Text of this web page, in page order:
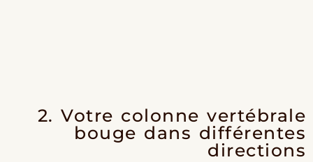
2. Votre colonne vertébrale
bouge dans différentes
directions